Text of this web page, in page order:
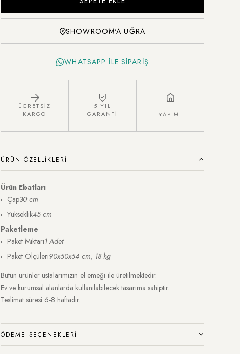
SHOWROOM'A UĞRA
WHATSAPP İLE SİPARİŞ
ÜCRETSİZ
KARGO
5 YIL
GARANTİ
EL
YAPIMI
ÜRÜN ÖZELLIKLERI
Ürün Ebatları
Çap30 cm
Yükseklik45 cm
Paketleme
Paket Miktarı1 Adet
Paket Ölçüleri90x50x54 cm, 18 kg
Bütün ürünler ustalarımızın el emeği ile üretilmektedir.
Ev ve kurumsal alanlarda kullanılabilecek tasarıma sahiptir.
Teslimat süresi 6-8 haftadır.
ÖDEME SEÇENEKLERI